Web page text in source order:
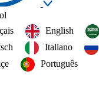
English
Italiano
Português